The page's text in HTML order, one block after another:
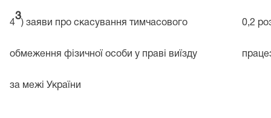
4
3
) заяви про скасування тимчасового
обмеження фізичної особи у праві виїзду
за межі України
0,2